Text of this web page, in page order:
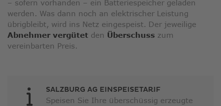
– sofern vorhanden – ein Batteriespeicher geladen
werden. Was dann noch an elektrischer Leistung
übrigbleibt, wird ins Netz eingespeist. Der jeweilige
Abnehmer vergütet den Überschuss zum
vereinbarten Preis.
SALZBURG AG EINSPEISETARIF
Speisen Sie Ihre überschüssig erzeugte